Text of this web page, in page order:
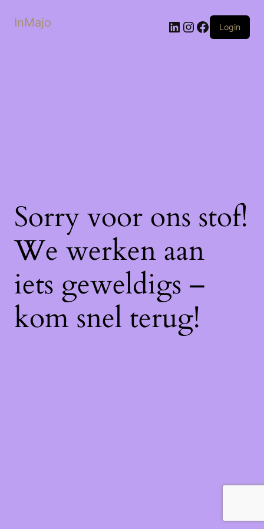
InMajo LinkedIn
Instagram
Facebook
Login
Sorry voor ons stof!
We werken aan
iets geweldigs –
kom snel terug!